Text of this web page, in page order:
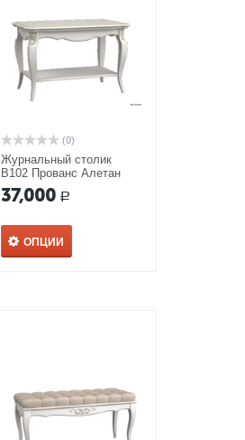
(0)
Журнальный столик
В102 Прованс Алетан
37,000 Р
ОПЦИИ